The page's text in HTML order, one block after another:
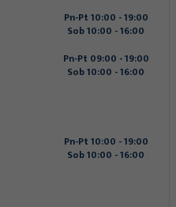
Pn-Pt 09:00 - 19:00
Sob 10:00 - 16:00
Pn-Pt 10:00 - 19:00
Sob 10:00 - 16:00
Pn-Pt 10:00 - 19:00
Sob 10:00 - 16:00